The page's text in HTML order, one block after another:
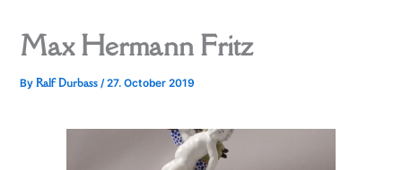
Max Hermann Fritz
ByRalf Durbass/27. October 2019